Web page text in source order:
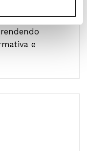
e nel
i nostri
e